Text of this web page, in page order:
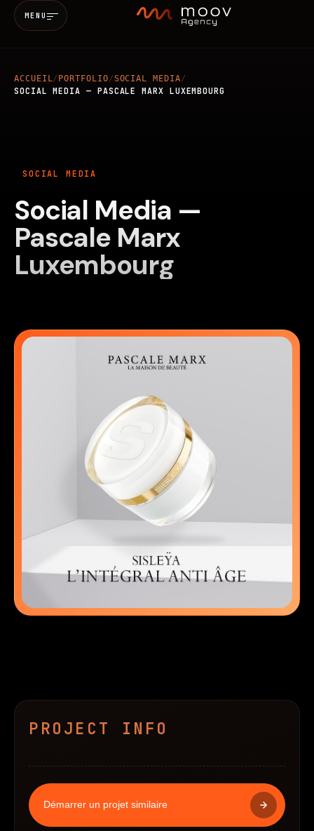
MENU
Accueil
Services
MARKETING & SEO
WEB MOBILE
Réalisations
Blog
Contact
ACCUEIL/ PORTFOLIO/SOCIAL MEDIA/
SOCIAL MEDIA — PASCALE MARX LUXEMBOURG
SOCIAL MEDIA
Social Media —
Pascale Marx
Luxembourg
PROJECT INFO
Démarrer un projet similaire